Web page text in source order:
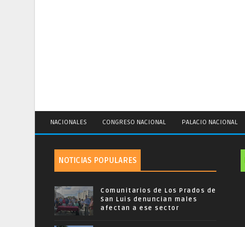
NACIONALES CONGRESO NACIONAL PALACIO NACIONAL
NOTICIAS POPULARES
Comunitarios de Los Prados de
San Luis denuncian males
afectan a ese sector